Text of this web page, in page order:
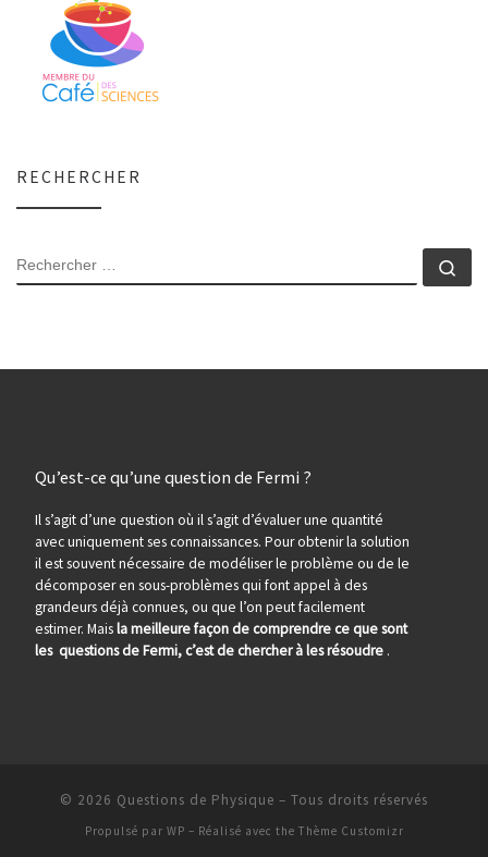
RECHERCHER
RECHERCHER
Qu’est-ce qu’une question de Fermi ?
Il s’agit d’une question où il s’agit d’évaluer une quantité
avec uniquement ses connaissances. Pour obtenir la solution
il est souvent nécessaire de modéliser le problème ou de le
décomposer en sous-problèmes qui font appel à des
grandeurs déjà connues, ou que l’on peut facilement
estimer. Maisla meilleure façon de comprendre ce que sont
les questions de Fermi, c’est de chercher à les résoudre.
© 2026 Questions de Physique – Tous droits réservés
Propulsé par WP – Réalisé avec the Thème Customizr